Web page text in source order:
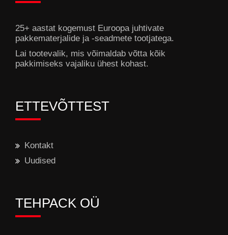
25+ aastat kogemust Euroopa juhtivate
pakkematerjalide ja -seadmete tootjatega.
Lai tootevalik, mis võimaldab võtta kõik
pakkimiseks vajaliku ühest kohast.
ETTEVÕTTEST
Kontakt
Uudised
TEHPACK OÜ